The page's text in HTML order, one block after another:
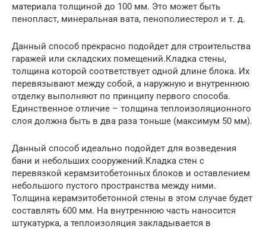
материала толщиной до 100 мм. Это может быть
пенопласт, минеральная вата, пенополиестерол и т. д.
Данный способ прекрасно подойдет для строительства
гаражей или складских помещений.Кладка стены,
толщина которой соответствует одной длине блока. Их
перевязывают между собой, а наружную и внутреннюю
отделку выполняют по принципу первого способа.
Единственное отличие – толщина теплоизоляционного
слоя должна быть в два раза тоньше (максимум 50 мм).
Данный способ идеально подойдет для возведения
бани и небольших сооружений.Кладка стен с
перевязкой керамзитобетонных блоков и оставлением
небольшого пустого пространства между ними.
Толщина керамзитобетонной стены в этом случае будет
составлять 600 мм. На внутреннюю часть наносится
штукатурка, а теплоизоляция закладывается в